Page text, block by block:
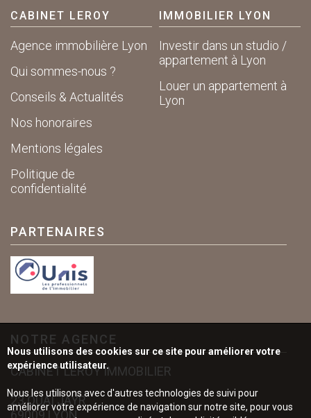
CABINET LEROY
Agence immobilière Lyon
Qui sommes-nous ?
Conseils & Actualités
Nos honoraires
Mentions légales
Politique de
confidentialité
IMMOBILIER LYON
Investir dans un studio /
appartement à Lyon
Louer un appartement à
Lyon
PARTENAIRES
NOTRE AGENCE
CABINET LEROY IMMOBILIER
23 QUAI JAYR
Nous utilisons des cookies sur ce site pour améliorer votre
expérience utilisateur.
Nous les utilisons avec d'autres technologies de suivi pour
améliorer votre expérience de navigation sur notre site, pour vous